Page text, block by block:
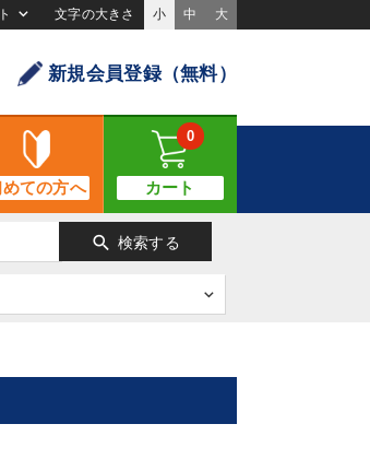
文字の大きさ 小 中 大
新規会員登録（無料）
ての方へ カート
0
search 検索する